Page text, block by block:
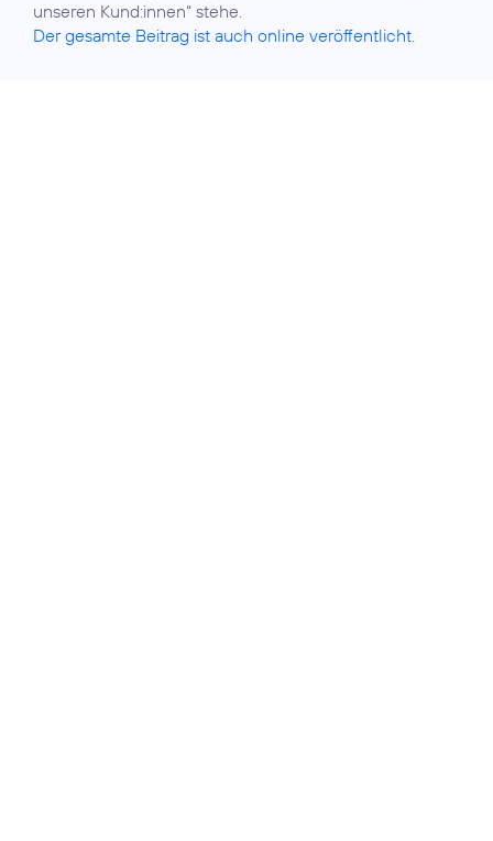
Der gesamte Beitrag ist auch online veröffentlicht.